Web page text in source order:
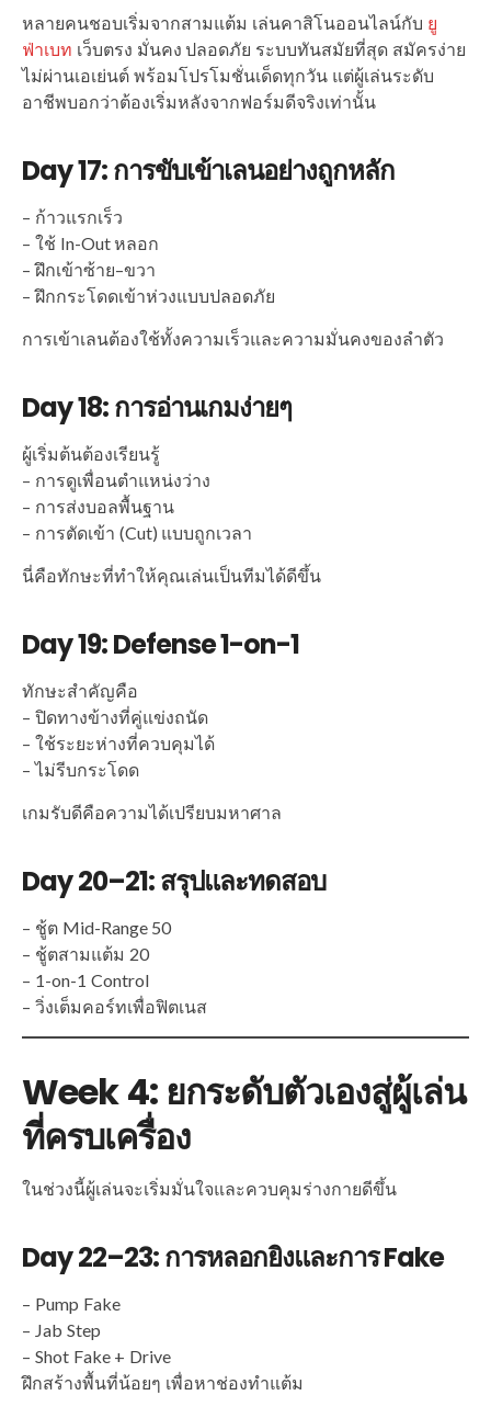
หลายคนชอบเริ่มจากสามแต้ม เล่นคาสิโนออนไลน์กับ ยู
ฟ่าเบท เว็บตรง มั่นคง ปลอดภัย ระบบทันสมัยที่สุด สมัครง่าย
ไม่ผ่านเอเย่นต์ พร้อมโปรโมชั่นเด็ดทุกวัน แต่ผู้เล่นระดับ
อาชีพบอกว่าต้องเริ่มหลังจากฟอร์มดีจริงเท่านั้น
Day 17: การขับเข้าเลนอย่างถูกหลัก
– ก้าวแรกเร็ว
– ใช้ In-Out หลอก
– ฝึกเข้าซ้าย–ขวา
– ฝึกกระโดดเข้าห่วงแบบปลอดภัย
การเข้าเลนต้องใช้ทั้งความเร็วและความมั่นคงของลำตัว
Day 18: การอ่านเกมง่ายๆ
ผู้เริ่มต้นต้องเรียนรู้
– การดูเพื่อนตำแหน่งว่าง
– การส่งบอลพื้นฐาน
– การตัดเข้า (Cut) แบบถูกเวลา
นี่คือทักษะที่ทำให้คุณเล่นเป็นทีมได้ดีขึ้น
Day 19: Defense 1-on-1
ทักษะสำคัญคือ
– ปิดทางข้างที่คู่แข่งถนัด
– ใช้ระยะห่างที่ควบคุมได้
– ไม่รีบกระโดด
เกมรับดีคือความได้เปรียบมหาศาล
Day 20–21: สรุปและทดสอบ
– ชู้ต Mid-Range 50
– ชู้ตสามแต้ม 20
– 1-on-1 Control
– วิ่งเต็มคอร์ทเพื่อฟิตเนส
Week 4: ยกระดับตัวเองสู่ผู้เล่น
ที่ครบเครื่อง
ในช่วงนี้ผู้เล่นจะเริ่มมั่นใจและควบคุมร่างกายดีขึ้น
Day 22–23: การหลอกยิงและการ Fake
– Pump Fake
– Jab Step
– Shot Fake + Drive
ฝึกสร้างพื้นที่น้อยๆ เพื่อหาช่องทำแต้ม